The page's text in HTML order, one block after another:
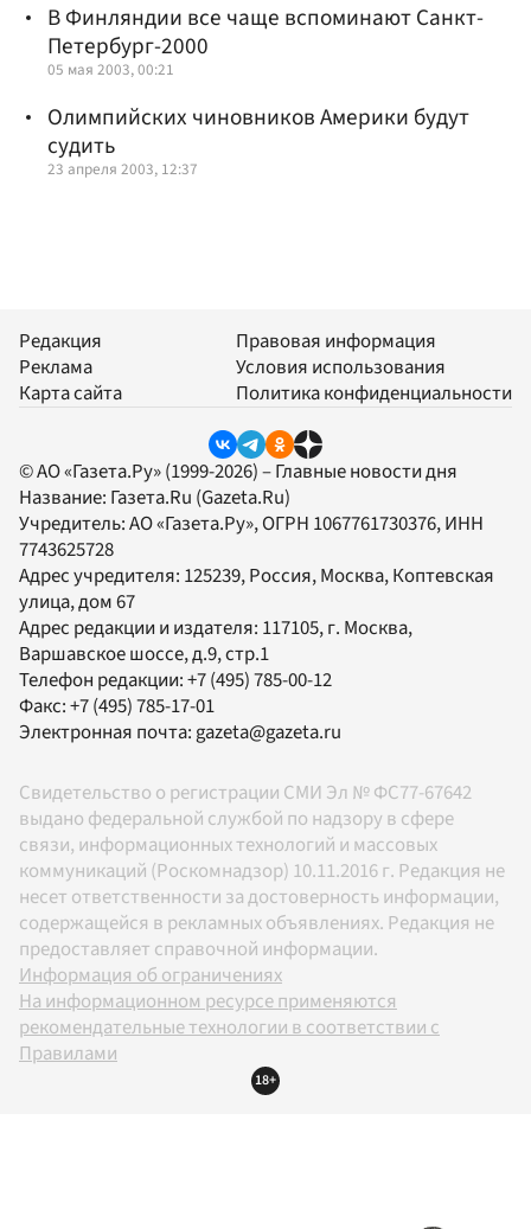
В Финляндии все чаще вспоминают Санкт-
Петербург-2000
05 мая 2003, 00:21
Олимпийских чиновников Америки будут
судить
23 апреля 2003, 12:37
Редакция
Реклама
Карта сайта
Правовая информация
Условия использования
Политика конфиденциальности
© АО «Газета.Ру» (1999-2026) – Главные новости дня
Название: Газета.Ru (Gazeta.Ru)
Учредитель:АО «Газета.Ру», ОГРН 1067761730376, ИНН
7743625728
Адрес учредителя: 125239, Россия, Москва, Коптевская
улица, дом 67
Адрес редакции и издателя: 117105, г. Москва,
Варшавское шоссе, д.9, стр.1
Телефон редакции:+7 (495) 785-00-12
Факс:+7 (495) 785-17-01
Электронная почта:gazeta@gazeta.ru
Свидетельство о регистрации СМИ Эл № ФС77-67642
выдано федеральной службой по надзору в сфере
связи, информационных технологий и массовых
коммуникаций (Роскомнадзор) 10.11.2016 г. Редакция не
несет ответственности за достоверность информации,
содержащейся в рекламных объявлениях. Редакция не
предоставляет справочной информации.
Информация об ограничениях
На информационном ресурсе применяются
рекомендательные технологии в соответствии с
Правилами
18+